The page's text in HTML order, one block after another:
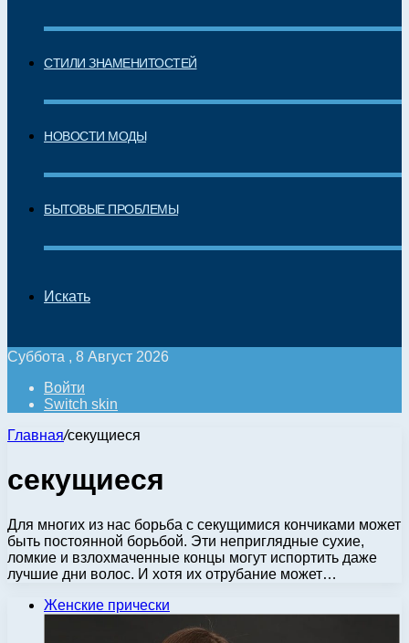
СТИЛИ ЗНАМЕНИТОСТЕЙ
НОВОСТИ МОДЫ
БЫТОВЫЕ ПРОБЛЕМЫ
Искать
Суббота , 8 Август 2026
Войти
Switch skin
Главная/секущиеся
секущиеся
Для многих из нас борьба с секущимися кончиками может
быть постоянной борьбой. Эти неприглядные сухие,
ломкие и взлохмаченные концы могут испортить даже
лучшие дни волос. И хотя их отрубание может…
Женские прически